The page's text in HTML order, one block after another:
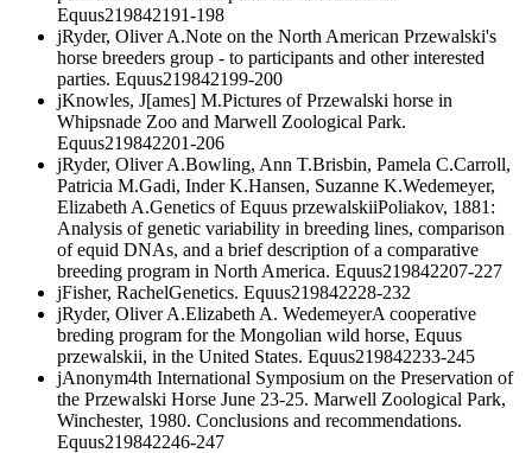
Equus219842191-198
jRyder, Oliver A.Note on the North American Przewalski's
horse breeders group - to participants and other interested
parties. Equus219842199-200
jKnowles, J[ames] M.Pictures of Przewalski horse in
Whipsnade Zoo and Marwell Zoological Park.
Equus219842201-206
jRyder, Oliver A.Bowling, Ann T.Brisbin, Pamela C.Carroll,
Patricia M.Gadi, Inder K.Hansen, Suzanne K.Wedemeyer,
Elizabeth A.Genetics ofEquus przewalskiiPoliakov, 1881:
Analysis of genetic variability in breeding lines, comparison
of equid DNAs, and a brief description of a comparative
breeding program in North America. Equus219842207-227
jFisher, RachelGenetics. Equus219842228-232
jRyder, Oliver A.Elizabeth A. WedemeyerA cooperative
breding program for the Mongolian wild horse, Equus
przewalskii, in the United States. Equus219842233-245
jAnonym4th International Symposium on the Preservation of
the Przewalski Horse June 23-25. Marwell Zoological Park,
Winchester, 1980. Conclusions and recommendations.
Equus219842246-247